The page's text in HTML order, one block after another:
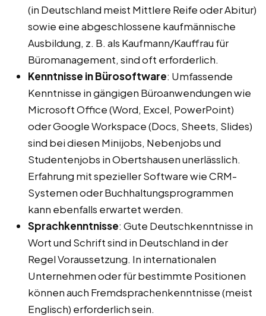
(in Deutschland meist Mittlere Reife oder Abitur)
sowie eine abgeschlossene kaufmännische
Ausbildung, z. B. als Kaufmann/Kauffrau für
Büromanagement, sind oft erforderlich.
Kenntnisse in Bürosoftware: Umfassende
Kenntnisse in gängigen Büroanwendungen wie
Microsoft Office (Word, Excel, PowerPoint)
oder Google Workspace (Docs, Sheets, Slides)
sind bei diesen Minijobs, Nebenjobs und
Studentenjobs in Obertshausen unerlässlich.
Erfahrung mit spezieller Software wie CRM-
Systemen oder Buchhaltungsprogrammen
kann ebenfalls erwartet werden.
Sprachkenntnisse: Gute Deutschkenntnisse in
Wort und Schrift sind in Deutschland in der
Regel Voraussetzung. In internationalen
Unternehmen oder für bestimmte Positionen
können auch Fremdsprachenkenntnisse (meist
Englisch) erforderlich sein.